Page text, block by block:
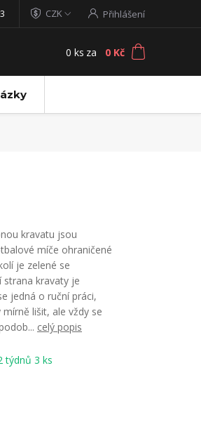
CZK Přihlášení
0 ks za 0 Kč
kravatu jsou
míče ohraničené
je zelené se
strana kravaty je
jedná o ruční práci,
lišit, ale vždy se
celý popis
týdnů 3 ks